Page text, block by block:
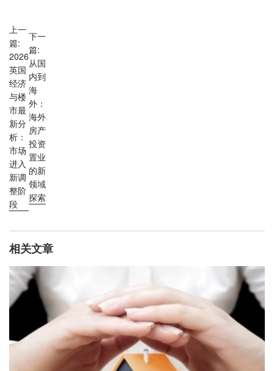
上一
篇:
2026
英国
经济
与楼
市最
新分
析：
市场
进入
新调
整阶
段
下一
篇:
从国
内到
海
外：
海外
房产
投资
置业
的新
领域
探索
相关文章